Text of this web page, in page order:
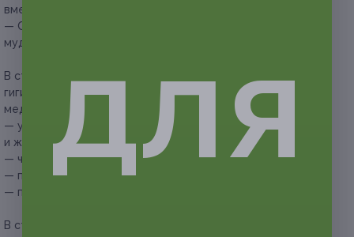
вместо 3000 руб.)
— Скидка 51% на сложное удаление 1 зуба (кроме зубов
мудрости) (2940 руб. вместо 6000 руб.)
В стоимость купона на комплексную процедуру
гигиенической чистки зубов входят следующие
медицинские услуги:
— ультразвуковая чистка зубов (удаление зубного камня
и жесткого налета);
— чистка зубов по системе AirFlow;
— покрытие зубов фторлаком;
— полировка зубов.
В стоимость купона на комплексную процедуру лечения
для